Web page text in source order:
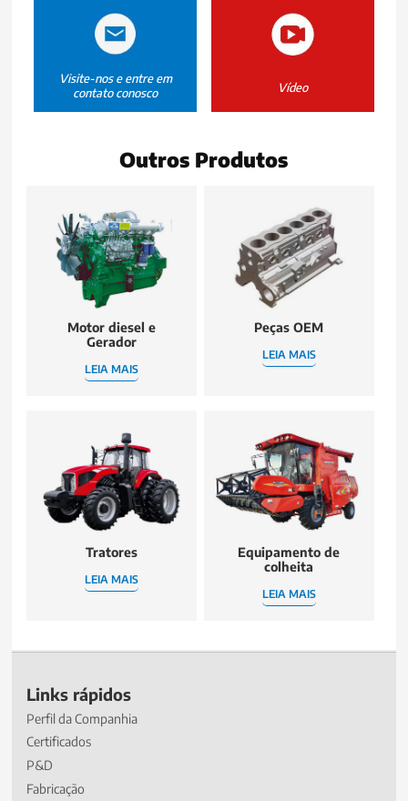
Visite-nos e entre em
contato conosco
Vídeo
Outros Produtos
Motor diesel e
Gerador
LEIA MAIS
Peças OEM
LEIA MAIS
Tratores
LEIA MAIS
Equipamento de
colheita
LEIA MAIS
Links rápidos
Perfil da Companhia
Certificados
P&D
Fabricação